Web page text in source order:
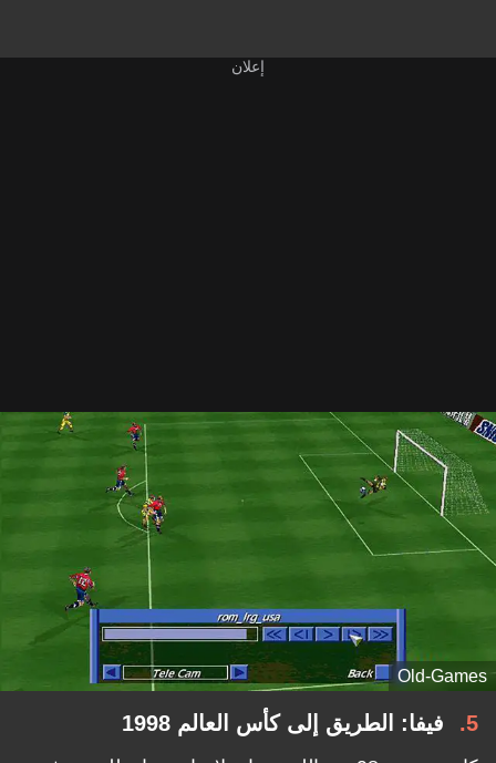
Old-Games
5 فيفا: الطريق إلى كأس العالم 1998